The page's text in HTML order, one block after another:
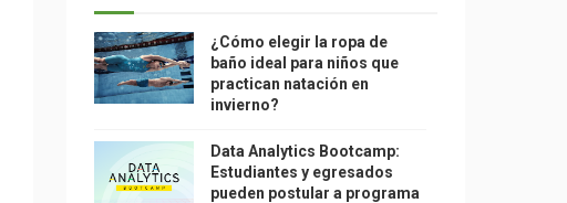
¿Cómo elegir la ropa de
baño ideal para niños que
practican natación en
invierno?
Data Analytics Bootcamp:
Estudiantes y egresados
pueden postular a programa